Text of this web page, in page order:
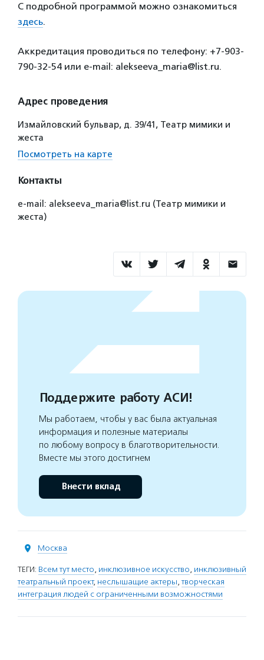
С подробной программой можно ознакомиться
здесь.
Аккредитация проводиться по телефону: +7-903-
790-32-54 или e-mail: alekseeva_maria@list.ru.
Адрес проведения
Измайловский бульвар, д. 39/41, Театр мимики и
жеста
Посмотреть на карте
Контакты
e-mail: alekseeva_maria@list.ru (Театр мимики и
жеста)
Поддержите работу АСИ!
Мы работаем, чтобы у вас была актуальная
информация и полезные материалы
по любому вопросу в благотворительности.
Вместе мы этого достигнем
Внести вклад
Москва
ТЕГИ: Всем тут место, инклюзивное искусство, инклюзивный
театральный проект, неслышащие актеры,творческая
интеграция людей с ограниченными возможностями